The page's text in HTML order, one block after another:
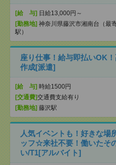
[給 与] 日給13,000円～
[勤務地] 神奈川県藤沢市湘南台（最
駅）
座り仕事！給与即払いOK
作成[派遣]
[給 与] 時給1500円
[交通費]交通費支給有り
[勤務地] 藤沢駅
人気イベントも！好きな場
ッフ☆来社不要！働いたそ
い/T1[アルバイト]